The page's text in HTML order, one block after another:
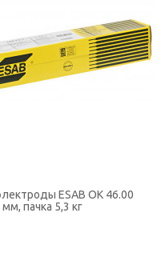
ESAB ОК 46.00
пачка 5,3 кг